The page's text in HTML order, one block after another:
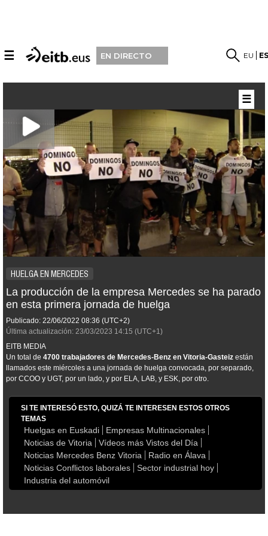
☰ EN DIRECTO EU
HUELGA EN MERCEDES
La producción de la empresa Mercedes se ha parado
en esta primera jornada de huelga
Publicado: 22/06/2022 08:36 (UTC+2)
Última actualización: 23/03/2023 14:15 (UTC+1)
EITB MEDIA
Un total de 4700 trabajadores de Mercedes-Benz en Vitoria-Gasteiz están
llamados este miércoles a una jornada de huelga convocada, por separado,
por CCOO y UGT, por un lado, y por ELA, LAB, y ESK, por otro.
SI TE INTERESÓ ESTO, QUIZÁ TE INTERESEN ESTOS OTROS
TEMAS
Huelgas en Euskadi
Empresas Multinacionales
Noticias de Vitoria
Vídeos más Vistos del Día
Noticias Mercedes Benz Vitoria
Radio en Álava
Noticias Conflictos laborales
Sector industrial hoy
Industria del automóvil
☰